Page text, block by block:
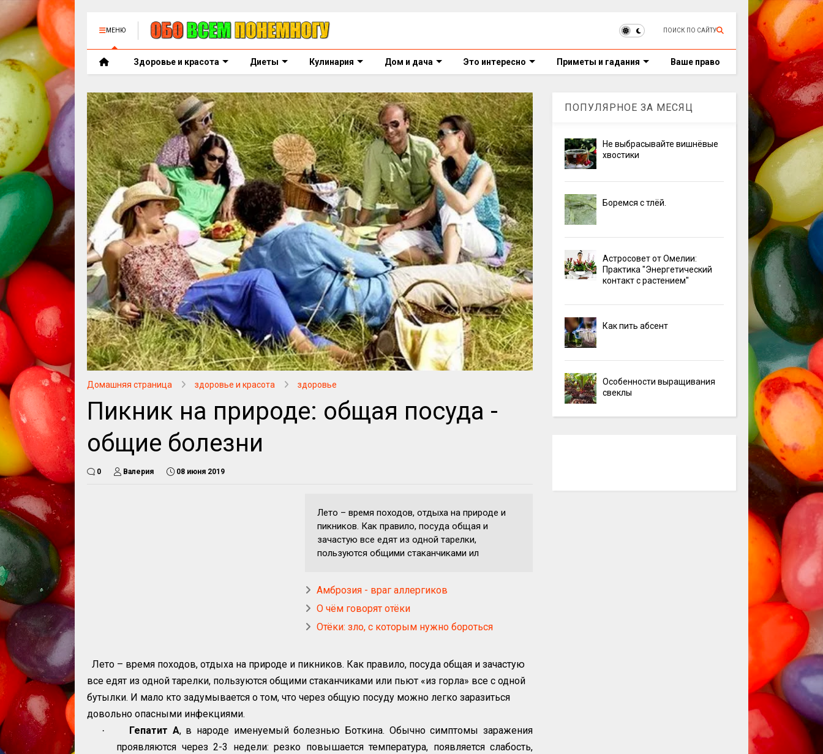
МЕНЮ ПОИСК ПО САЙТУ
Здоровье и красота Диеты Кулинария Дом и дача Это интересно Приметы и гадания Ваше право
Домашняя страница здоровье и красота здоровье
Пикник на природе: общая посуда -
общие болезни
0 Валерия 08 июня 2019
Лето – время походов, отдыха на природе и
пикников. Как правило, посуда общая и
зачастую все едят из одной тарелки,
пользуются общими стаканчиками ил
Амброзия - враг аллергиков
О чём говорят отёки
Отёки: зло, с которым нужно бороться
Лето – время походов, отдыха на природе и пикников. Как правило, посуда общая и зачастую
все едят из одной тарелки, пользуются общими стаканчиками или пьют «из горла» все с одной
бутылки. И мало кто задумывается о том, что через общую посуду можно легко заразиться
довольно опасными инфекциями.
· Гепатит А, в народе именуемый болезнью Боткина. Обычно симптомы заражения
проявляются через 2-3 недели: резко повышается температура, появляется слабость,
ПОПУЛЯРНОЕ ЗА МЕСЯЦ
Не выбрасывайте вишнёвые
хвостики
Боремся с тлёй.
Астросовет от Омелии:
Практика "Энергетический
контакт с растением"
Как пить абсент
Особенности выращивания
свеклы